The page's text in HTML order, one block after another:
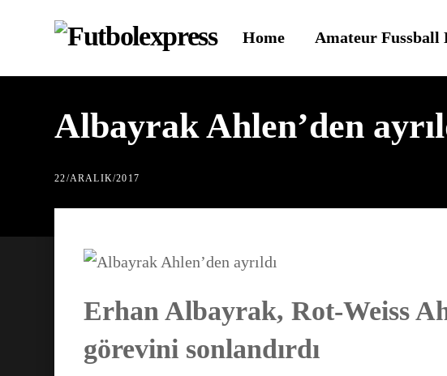
Home Amateur Fussball
Albayrak Ahlen’den
22/ARALIK/2017
Erhan Albayrak, Rot-Weiss
görevini sonlandırdı